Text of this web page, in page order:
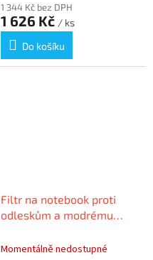
1 344 Kč bez DPH
1 626 Kč / ks
Do košíku
Filtr na notebook proti
odleskům a modrému
mm, odnímatelný,
Momentálně nedostupné